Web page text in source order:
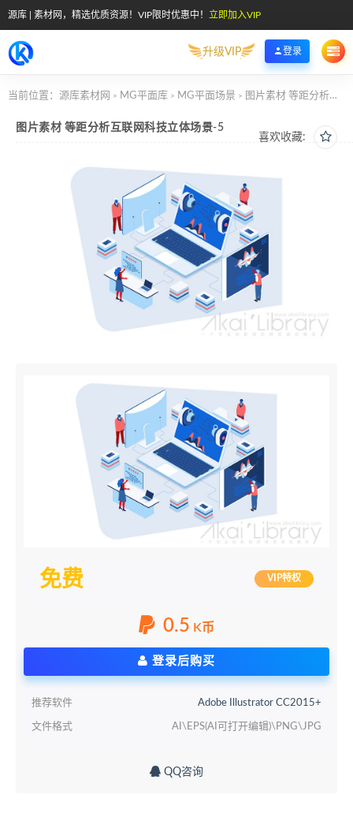
源库 | 素材网，精选优质资源！VIP限时优惠中！ 立即加入VIP
升级VIP 登录
当前位置： 源库素材网 > MG平面库 > MG平面场景 > 图片素材 等距分析互联网科技立体场景-5
喜欢收藏:
图片素材 等距分析互联网科技立体场景-5
免费 VIP特权
0.5 K币
登录后购买
推荐软件 Adobe Illustrator CC2015+
文件格式 AI\EPS(AI可打开编辑)\PNG\JPG
QQ咨询